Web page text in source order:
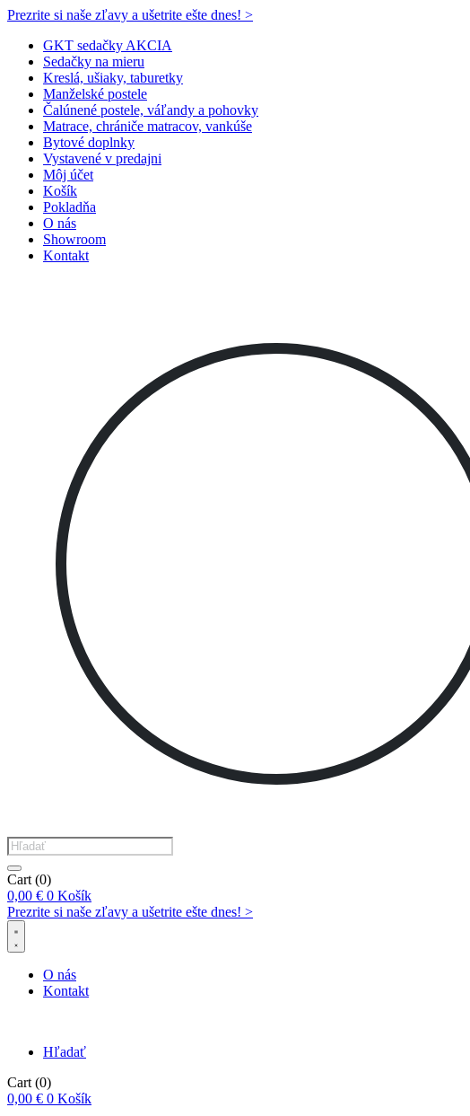
Prezrite si naše zľavy a ušetrite ešte dnes! >​
GKT sedačky AKCIA
Sedačky na mieru
Kreslá, ušiaky, taburetky
Manželské postele
Čalúnené postele, váľandy a pohovky
Matrace, chrániče matracov, vankúše
Bytové doplnky
Vystavené v predajni
Môj účet
Košík
Pokladňa
O nás
Showroom
Kontakt
Products
search
Cart (0)
0,00 € 0 Košík
Prezrite si naše zľavy a ušetrite ešte dnes! >​
O nás
Kontakt
Hľadať
Cart (0)
0,00 € 0 Košík